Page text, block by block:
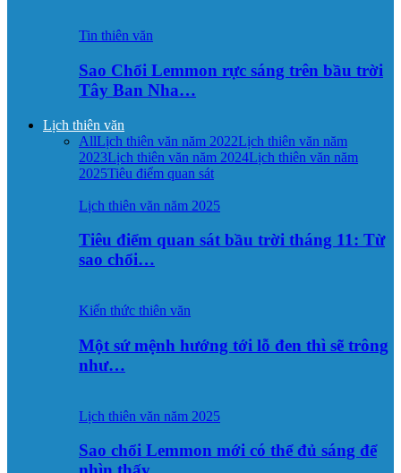
Tin thiên văn
Sao Chổi Lemmon rực sáng trên bầu trời
Tây Ban Nha…
Lịch thiên văn
AllLịch thiên văn năm 2022Lịch thiên văn năm
2023Lịch thiên văn năm 2024Lịch thiên văn năm
2025Tiêu điểm quan sát
Lịch thiên văn năm 2025
Tiêu điểm quan sát bầu trời tháng 11: Từ
sao chổi…
Kiến thức thiên văn
Một sứ mệnh hướng tới lỗ đen thì sẽ trông
như…
Lịch thiên văn năm 2025
Sao chổi Lemmon mới có thể đủ sáng để